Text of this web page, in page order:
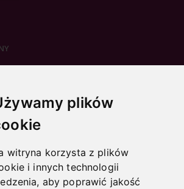
plików
witryna korzysta z plików
i innych technologii
aby poprawić jakość